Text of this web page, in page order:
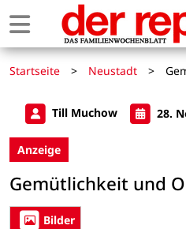
Startseite > Neustadt >
Till Muchow 28.
Anzeige
Gemütlichkeit und
Bilder